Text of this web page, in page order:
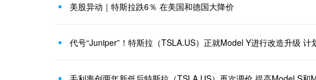
美股异动｜特斯拉跌6％ 在美国和德国大降价
代号“Juniper”！特斯拉（TSLA.US）正就Model Y进行改造升级 计